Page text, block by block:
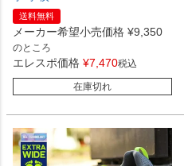
送料無料
メーカー希望小売価格 ¥9,350
のところ
エレスポ価格 ¥7,470税込
在庫切れ